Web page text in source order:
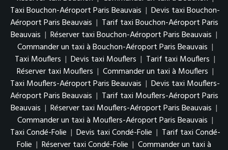
Taxi Bouchon-Aéroport Paris Beauvais | Devis taxi Bouchon-
Aéroport Paris Beauvais | Tarif taxi Bouchon-Aéroport Paris
Beauvais | Réserver taxi Bouchon-Aéroport Paris Beauvais |
Commander un taxi à Bouchon-Aéroport Paris Beauvais |
Taxi Mouflers | Devis taxi Mouflers | Tarif taxi Mouflers |
Réserver taxi Mouflers | Commander un taxi à Mouflers |
Taxi Mouflers-Aéroport Paris Beauvais | Devis taxi Mouflers-
Aéroport Paris Beauvais | Tarif taxi Mouflers-Aéroport Paris
Beauvais | Réserver taxi Mouflers-Aéroport Paris Beauvais |
Commander un taxi à Mouflers-Aéroport Paris Beauvais |
Taxi Condé-Folie | Devis taxi Condé-Folie | Tarif taxi Condé-
Folie | Réserver taxi Condé-Folie | Commander un taxi à